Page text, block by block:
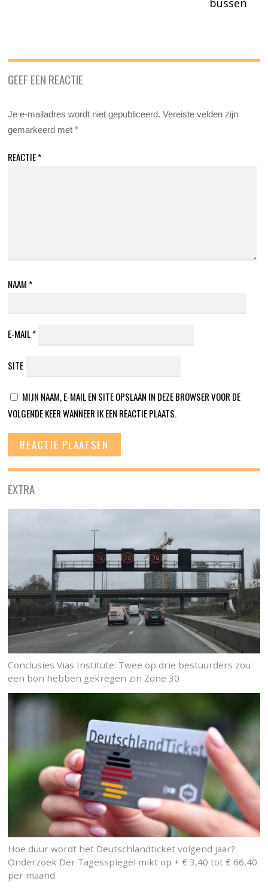
bussen
GEEF EEN REACTIE
Je e-mailadres wordt niet gepubliceerd. Vereiste velden zijn
gemarkeerd met*
REACTIE*
NAAM *
E-MAIL*
SITE
MIJN NAAM, E-MAIL EN SITE OPSLAAN IN DEZE BROWSER VOOR DE
VOLGENDE KEER WANNEER IK EEN REACTIE PLAATS.
EXTRA
Conclusies Vias Institute: Twee op drie bestuurders zou
een bon hebben gekregen zin Zone 30
Hoe duur wordt het Deutschlandticket volgend jaar?
Onderzoek Der Tagesspiegel mikt op + € 3,40 tot € 66,40
per maand